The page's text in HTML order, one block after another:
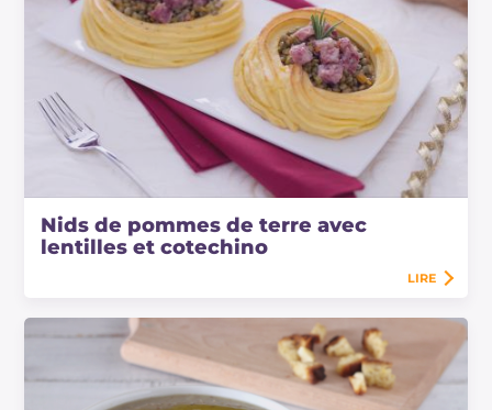
Nids de pommes de terre avec
lentilles et cotechino
LIRE